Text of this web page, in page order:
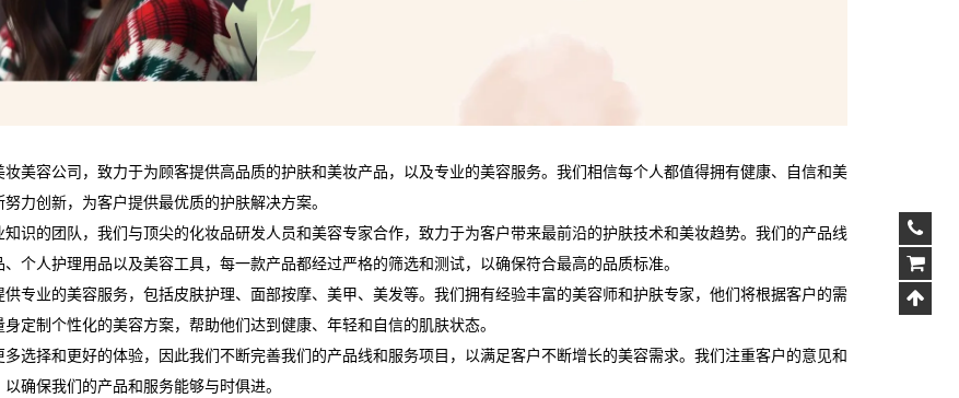
美容公司，致力于为顾客提供高品质的护肤和美妆产品，以及专业的美容服务。我们相信每个人都值得拥有健康、自信和美
力创新，为客户提供最优质的护肤解决方案。
识的团队，我们与顶尖的化妆品研发人员和美容专家合作，致力于为客户带来最前沿的护肤技术和美妆趋势。我们的产品线
个人护理用品以及美容工具，每一款产品都经过严格的筛选和测试，以确保符合最高的品质标准。
供专业的美容服务，包括皮肤护理、面部按摩、美甲、美发等。我们拥有经验丰富的美容师和护肤专家，他们将根据客户的需
定制个性化的美容方案，帮助他们达到健康、年轻和自信的肌肤状态。
选择和更好的体验，因此我们不断完善我们的产品线和服务项目，以满足客户不断增长的美容需求。我们注重客户的意见和
确保我们的产品和服务能够与时俱进。